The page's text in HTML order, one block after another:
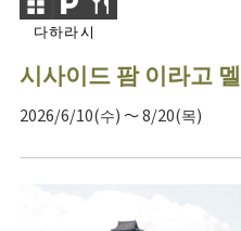
다하라시
시사이드 팜 이라고
2026/6/10(수) ～ 8/20(목)